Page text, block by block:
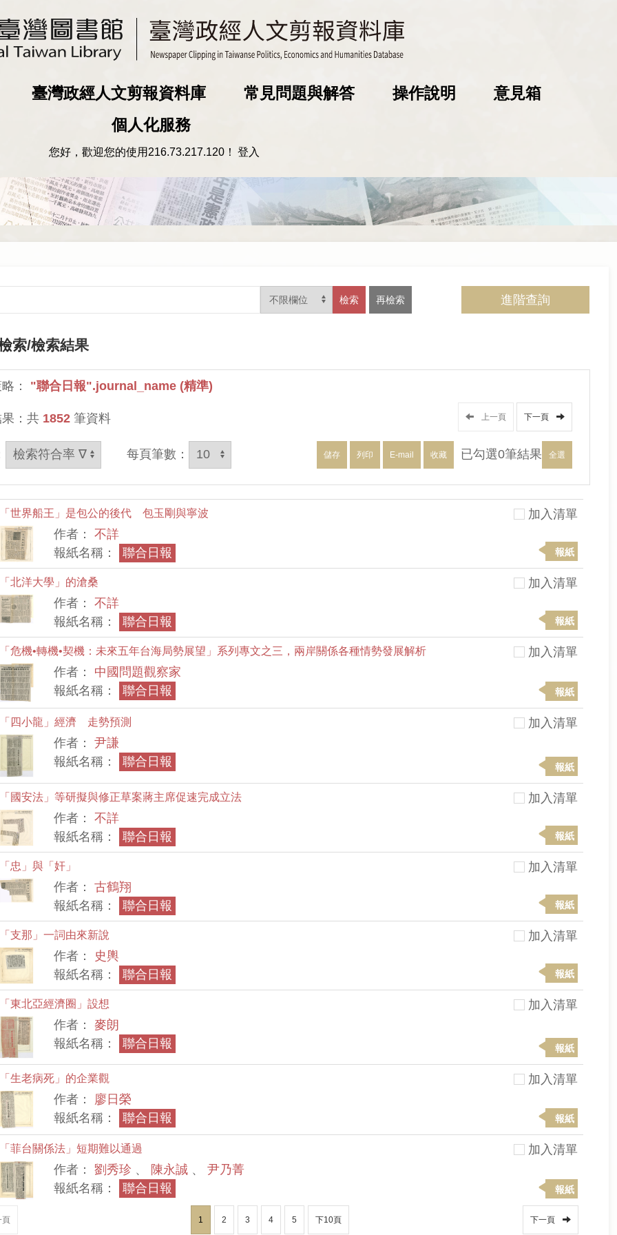
臺灣政經人文剪報資料庫 常見問題與解答 操作說明
意見箱
個人化服務
您好，歡迎您的使用 216.73.217.120 ！ 登入
檢索 再檢索 進階查詢
索/檢索結果
： "聯合日報".journal_name (精準)
：共 1852筆資料 上一頁 下一頁
每頁筆數： 儲存 列印 E-mail 收藏 已勾選0筆結果 全選
「世界船王」是包公的後代 包玉剛與寧波
作者：不詳
報紙名稱：
聯合日報
加入清單
報紙
「北洋大學」的滄桑
作者：不詳
報紙名稱：
聯合日報
加入清單
報紙
「危機•轉機•契機：未來五年台海局勢展望」系列專文之三，兩岸關係各種情勢發展解析
作者： 中國問題觀察家
報紙名稱：
聯合日報
加入清單
報紙
「四小龍」經濟 走勢預測
作者：尹謙
報紙名稱：
聯合日報
加入清單
報紙
「國安法」等研擬與修正草案蔣主席促速完成立法
作者：不詳
報紙名稱：
聯合日報
加入清單
報紙
「忠」與「奸」
作者：古鶴翔
報紙名稱：
聯合日報
加入清單
報紙
「支那」一詞由來新說
作者： 史輿
報紙名稱：
聯合日報
加入清單
報紙
「東北亞經濟圈」設想
作者：麥朗
報紙名稱：
聯合日報
加入清單
報紙
「生老病死」的企業觀
作者： 廖日榮
報紙名稱：
聯合日報
加入清單
報紙
「菲台關係法」短期難以通過
作者：劉秀珍 、 陳永誠 、尹乃菁
報紙名稱：
聯合日報
加入清單
報紙
頁 1 2 3 4 5 下10頁 下一頁